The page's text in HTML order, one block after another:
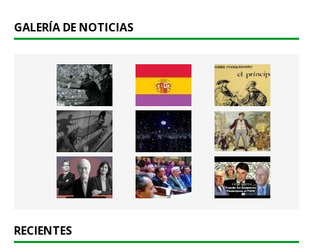
GALERÍA DE NOTICIAS
RECIENTES